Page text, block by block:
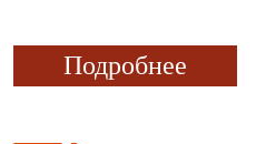
Подробнее